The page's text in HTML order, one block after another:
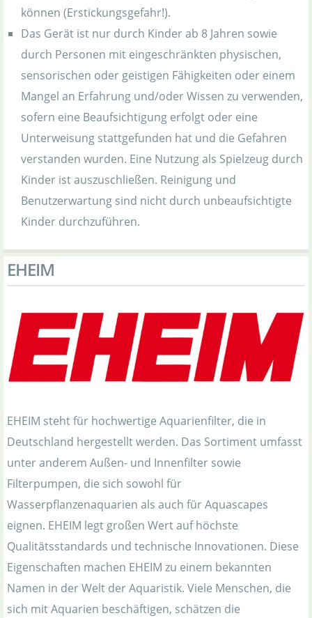
können (Erstickungsgefahr!).
Das Gerät ist nur durch Kinder ab 8 Jahren sowie
durch Personen mit eingeschränkten physischen,
sensorischen oder geistigen Fähigkeiten oder einem
Mangel an Erfahrung und/oder Wissen zu verwenden,
sofern eine Beaufsichtigung erfolgt oder eine
Unterweisung stattgefunden hat und die Gefahren
verstanden wurden. Eine Nutzung als Spielzeug durch
Kinder ist auszuschließen. Reinigung und
Benutzerwartung sind nicht durch unbeaufsichtigte
Kinder durchzuführen.
EHEIM
EHEIM steht für hochwertige Aquarienfilter, die in
Deutschland hergestellt werden. Das Sortiment umfasst
unter anderem Außen- und Innenfilter sowie
Filterpumpen, die sich sowohl für
Wasserpflanzenaquarien als auch für Aquascapes
eignen. EHEIM legt großen Wert auf höchste
Qualitätsstandards und technische Innovationen. Diese
Eigenschaften machen EHEIM zu einem bekannten
Namen in der Welt der Aquaristik. Viele Menschen, die
sich mit Aquarien beschäftigen, schätzen die